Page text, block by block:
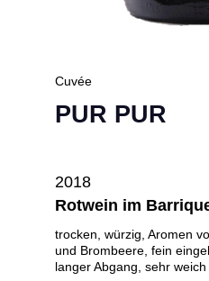
Cuvée
PUR PUR
2018
Rotwein im
trocken, würzig, Aromen
und Brombeere, fein
langer Abgang, sehr